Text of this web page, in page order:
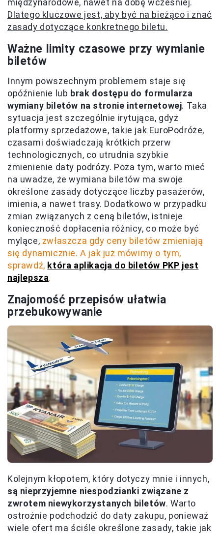
międzynarodowe, nawet na dobę wcześniej.
Dlatego kluczowe jest, aby być na bieżąco i znać
zasady dotyczące konkretnego biletu.
Ważne limity czasowe przy wymianie
biletów
Innym powszechnym problemem staje się
opóźnienie lub brak dostępu do formularza
wymiany biletów na stronie internetowej. Taka
sytuacja jest szczególnie irytująca, gdyż
platformy sprzedażowe, takie jak EuroPodróże,
czasami doświadczają krótkich przerw
technologicznych, co utrudnia szybkie
zmienienie daty podróży. Poza tym, warto mieć
na uwadze, że wymiana biletów ma swoje
określone zasady dotyczące liczby pasażerów,
imienia, a nawet trasy. Dodatkowo w przypadku
zmian związanych z ceną biletów, istnieje
konieczność dopłacenia różnicy, co może być
mylące, zwłaszcza gdy ceny biletów zmieniają
się dynamicznie. A jak już mówimy o tym,
sprawdź, która aplikacja do biletów PKP jest
najlepsza.
Znajomość przepisów ułatwia
przebukowywanie
Kolejnym kłopotem, który dotyczy mnie i innych,
są nieprzyjemne niespodzianki związane z
zwrotem niewykorzystanych biletów. Warto
ostrożnie podchodzić do daty zakupu, ponieważ
wiele ofert ma ściśle określone zasady, takie jak